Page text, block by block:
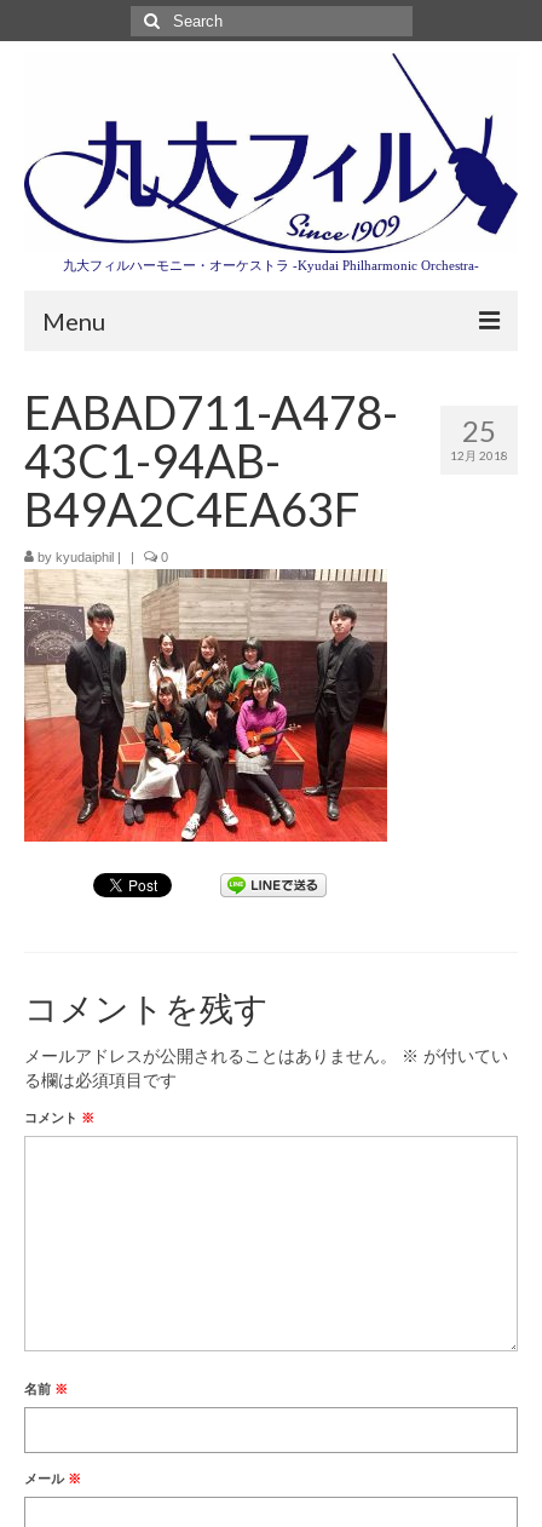
Search
for:
九大フィルハーモニー・オーケストラ -Kyudai Philharmonic Orchestra-
Menu
演奏会情報
九大フィルの歴史
ご寄付のお願い
演奏会の歴史
出張演奏
九大フィル特集ページ
団員専用ページ
25
12月 2018
EABAD711-A478-
43C1-94AB-
B49A2C4EA63F
by kyudaiphil 0
コメントを残す
メールアドレスが公開されることはありません。 ※ が付いてい
る欄は必須項目です
コメント ※
名前 ※
メール ※